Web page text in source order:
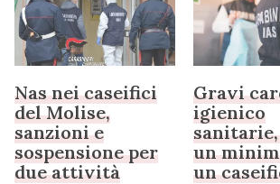
Nas nei caseifici
del Molise,
sanzioni e
sospensione per
due attività
Gravi
igienico
un
un